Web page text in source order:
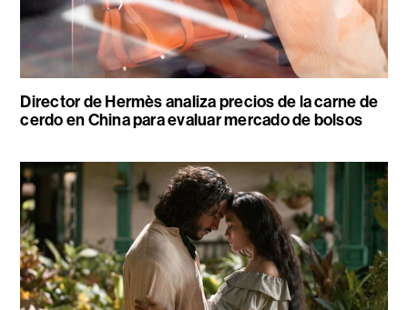
Director de Hermès analiza precios de la carne de
cerdo en China para evaluar mercado de bolsos